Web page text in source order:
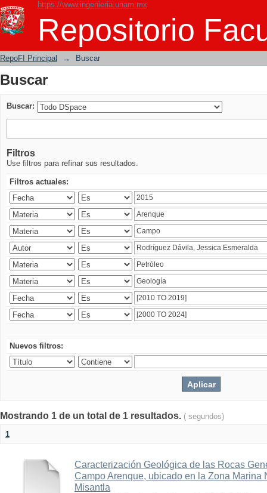
https://www.ingenieria.unam.mx
Repositorio
Buscar
RepoFI Principal → Buscar
Buscar
Buscar:
Filtros
Use filtros para refinar sus resultados.
Filtros actuales:
Nuevos filtros:
Mostrando 1 de un total de 1 resultados. ( segundos)
1
Caracterización Geológica de las Rocas
Campo Arenque, ubicado en la Zona Marina
Misantla